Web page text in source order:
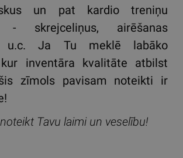
un pat kardio treniņu
- skrejceliņus, airēšanas
u.c. Ja Tu meklē labāko
inventāra kvalitāte atbilst
zīmols pavisam noteikti ir
Tavu laimi un veselību!